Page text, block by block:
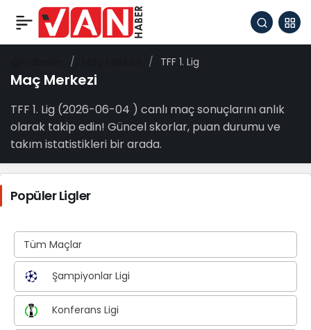
TFF 1. Lig
Maç Merkezi
TFF 1. Lig (2026-06-04 ) canlı maç sonuçlarını anlık
olarak takip edin! Güncel skorlar, puan durumu ve
takım istatistikleri bir arada.
Popüler Ligler
Tüm Maçlar
Şampiyonlar Ligi
Konferans Ligi